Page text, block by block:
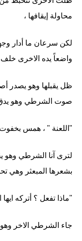
محاولة إيقافها ،
لكن سرعان ما أدار
واضعاً يده الاخرى
ظل يقبلها وهو يصدر
صوت الشرطي وهو يدق
"اللعنة " ، همس
لترى آنا الشرطي وهو
بشعرها المبعثر وهي
"ماذا تفعل ؟ أتركه ايها
جاء الشرطي الاخر وهو